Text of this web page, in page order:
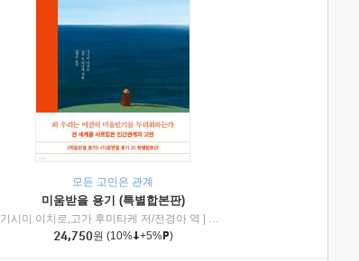
| 제이브리즈북스
모든 고민은 관계
미움받을 용기 (특별합본판)
기시미 이치로,고가 후미타케 저/전경아 역
인플루엔셜
24,750원 (10% +5% )